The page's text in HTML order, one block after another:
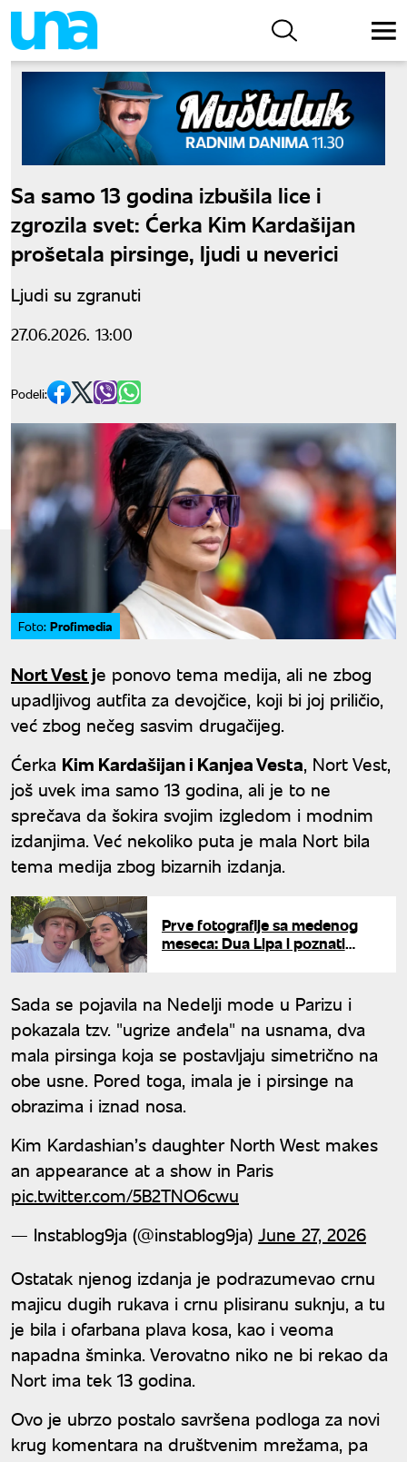
Sa samo 13 godina izbušila lice i
zgrozila svet: Ćerka Kim Kardašijan
prošetala pirsinge, ljudi u neverici
Ljudi su zgranuti
27.06.2026. 13:00
Podeli:
Foto: Profimedia
Nort Vest je ponovo tema medija, ali ne zbog
upadljivog autfita za devojčice, koji bi joj priličio,
već zbog nečeg sasvim drugačijeg.
Ćerka Kim Kardašijan i Kanjea Vesta, Nort Vest,
još uvek ima samo 13 godina, ali je to ne
sprečava da šokira svojim izgledom i modnim
izdanjima. Već nekoliko puta je mala Nort bila
tema medija zbog bizarnih izdanja.
Prve fotografije sa medenog
meseca: Dua Lipa i poznati
Sada se pojavila na Nedelji mode u Parizu i
pokazala tzv. "ugrize anđela" na usnama, dva
mala pirsinga koja se postavljaju simetrično na
obe usne. Pored toga, imala je i pirsinge na
obrazima i iznad nosa.
Kim Kardashian’s daughter North West makes
an appearance at a show in Paris
pic.twitter.com/5B2TNO6cwu
— Instablog9ja (@instablog9ja) June 27, 2026
Ostatak njenog izdanja je podrazumevao crnu
majicu dugih rukava i crnu plisiranu suknju, a tu
je bila i ofarbana plava kosa, kao i veoma
napadna šminka. Verovatno niko ne bi rekao da
Nort ima tek 13 godina.
Ovo je ubrzo postalo savršena podloga za novi
krug komentara na društvenim mrežama, pa